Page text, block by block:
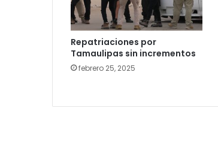
Repatriaciones por
Tamaulipas sin incrementos
febrero 25, 2025